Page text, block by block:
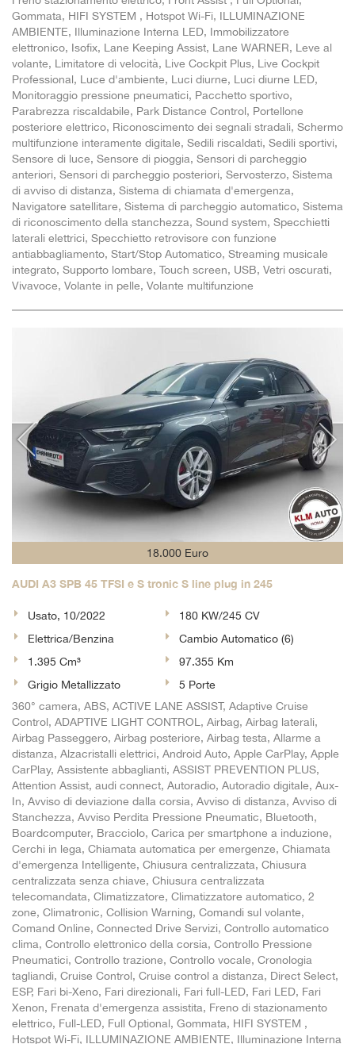
Gommata, HIFI SYSTEM , Hotspot Wi-Fi, ILLUMINAZIONE
AMBIENTE, Illuminazione Interna LED, Immobilizzatore
elettronico, Isofix, Lane Keeping Assist, Lane WARNER, Leve al
volante, Limitatore di velocità, Live Cockpit Plus, Live Cockpit
Professional, Luce d'ambiente, Luci diurne, Luci diurne LED,
Monitoraggio pressione pneumatici, Pacchetto sportivo,
Parabrezza riscaldabile, Park Distance Control, Portellone
posteriore elettrico, Riconoscimento dei segnali stradali, Schermo
multifunzione interamente digitale, Sedili riscaldati, Sedili sportivi,
Sensore di luce, Sensore di pioggia, Sensori di parcheggio
anteriori, Sensori di parcheggio posteriori, Servosterzo, Sistema
di avviso di distanza, Sistema di chiamata d'emergenza,
Navigatore satellitare, Sistema di parcheggio automatico, Sistema
di riconoscimento della stanchezza, Sound system, Specchietti
laterali elettrici, Specchietto retrovisore con funzione
antiabbagliamento, Start/Stop Automatico, Streaming musicale
integrato, Supporto lombare, Touch screen, USB, Vetri oscurati,
Vivavoce, Volante in pelle, Volante multifunzione
18.000 Euro
AUDI A3 SPB 45 TFSI e S tronic S line plug in 245
Usato, 10/2022
180 KW/245 CV
Elettrica/Benzina
Cambio Automatico (6)
1.395 Cm³
97.355 Km
Grigio Metallizzato
5 Porte
360° camera, ABS, ACTIVE LANE ASSIST, Adaptive Cruise
Control, ADAPTIVE LIGHT CONTROL, Airbag, Airbag laterali,
Airbag Passeggero, Airbag posteriore, Airbag testa, Allarme a
distanza, Alzacristalli elettrici, Android Auto, Apple CarPlay, Apple
CarPlay, Assistente abbaglianti, ASSIST PREVENTION PLUS,
Attention Assist, audi connect, Autoradio, Autoradio digitale, Aux-
In, Avviso di deviazione dalla corsia, Avviso di distanza, Avviso di
Stanchezza, Avviso Perdita Pressione Pneumatic, Bluetooth,
Boardcomputer, Bracciolo, Carica per smartphone a induzione,
Cerchi in lega, Chiamata automatica per emergenze, Chiamata
d'emergenza Intelligente, Chiusura centralizzata, Chiusura
centralizzata senza chiave, Chiusura centralizzata
telecomandata, Climatizzatore, Climatizzatore automatico, 2
zone, Climatronic, Collision Warning, Comandi sul volante,
Comand Online, Connected Drive Servizi, Controllo automatico
clima, Controllo elettronico della corsia, Controllo Pressione
Pneumatici, Controllo trazione, Controllo vocale, Cronologia
tagliandi, Cruise Control, Cruise control a distanza, Direct Select,
ESP, Fari bi-Xeno, Fari direzionali, Fari full-LED, Fari LED, Fari
Xenon, Frenata d'emergenza assistita, Freno di stazionamento
elettrico, Full-LED, Full Optional, Gommata, HIFI SYSTEM ,
Hotspot Wi-Fi, ILLUMINAZIONE AMBIENTE, Illuminazione Interna